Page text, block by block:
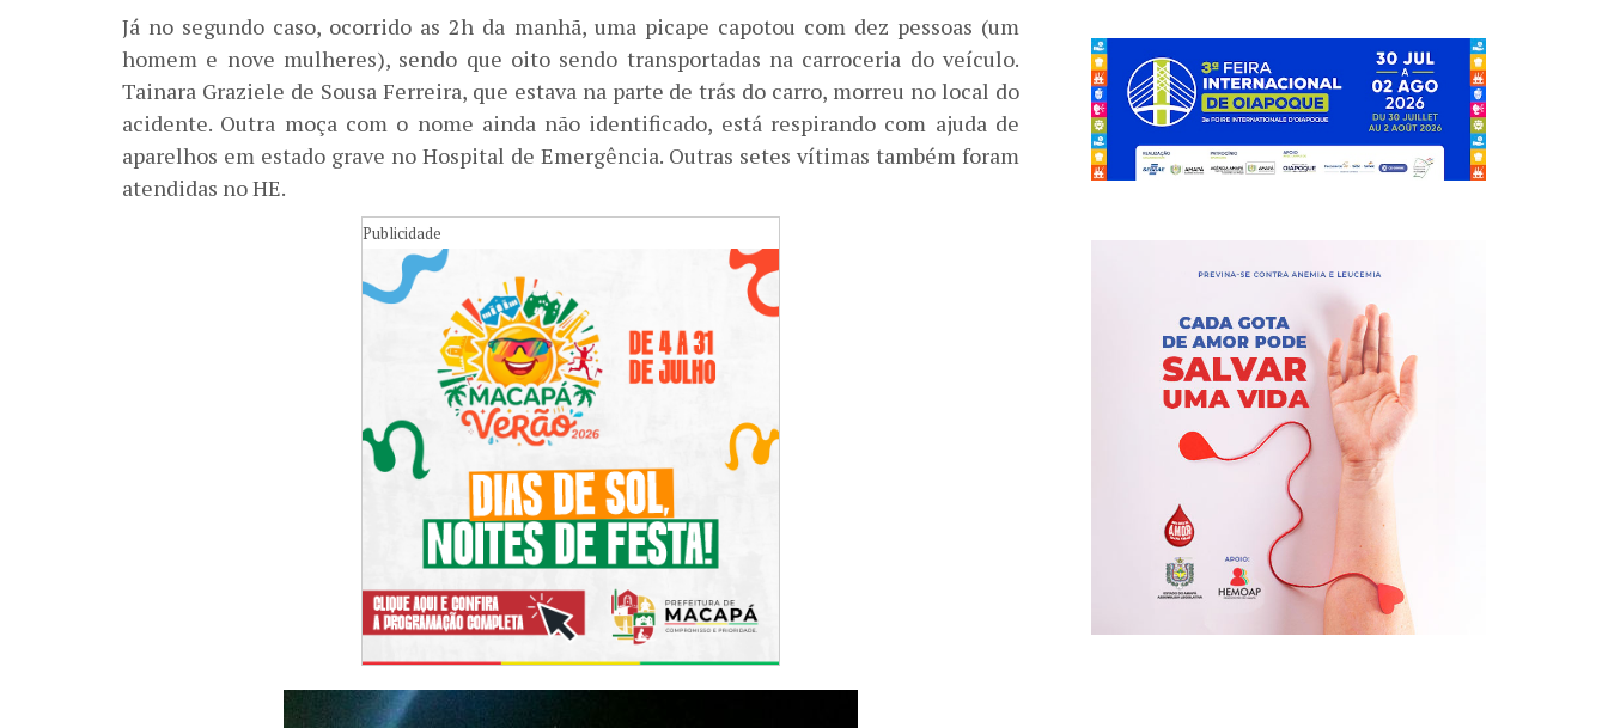
Já no segundo caso, ocorrido as 2h da manhã, uma picape capotou com dez pessoas (um
homem e nove mulheres), sendo que oito sendo transportadas na carroceria do veículo.
Tainara Graziele de Sousa Ferreira, que estava na parte de trás do carro, morreu no local do
acidente. Outra moça com o nome ainda não identificado, está respirando com ajuda de
aparelhos em estado grave no Hospital de Emergência. Outras setes vítimas também foram
atendidas no HE.
Publicidade